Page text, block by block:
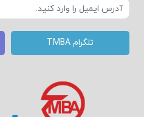
تلگرام TMBA